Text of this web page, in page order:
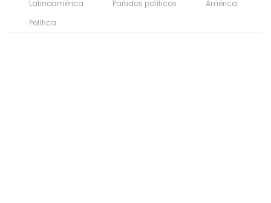
Latinoamérica Partidos políticos
América
Política